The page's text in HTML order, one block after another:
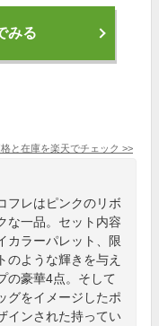
みる
と在庫を楽天でチェック >>
フレはピンクのリボ
な一品。セット内容
カラーパレット、限
のような輝きを与え
の豪華4点。そして
グをイメージしたポ
インされた持ってい